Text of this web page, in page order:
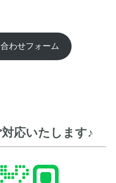
わせフォーム
応いたします♪